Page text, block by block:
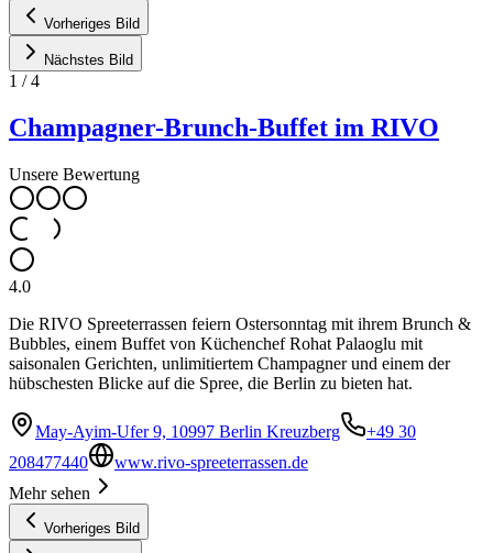
Vorheriges Bild
Nächstes Bild
1 /4
Champagner-Brunch-Buffet im RIVO
Unsere Bewertung
4.0
Die RIVO Spreeterrassen feiern Ostersonntag mit ihrem Brunch &
Bubbles, einem Buffet von Küchenchef Rohat Palaoglu mit
saisonalen Gerichten, unlimitiertem Champagner und einem der
hübschesten Blicke auf die Spree, die Berlin zu bieten hat.
May-Ayim-Ufer 9, 10997 Berlin Kreuzberg
+49 30
208477440
www.rivo-spreeterrassen.de
Mehr sehen
Vorheriges Bild